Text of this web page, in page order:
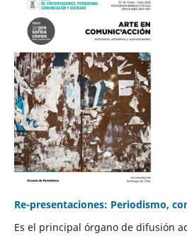
Re-presentaciones: Periodismo,
Es el principal órgano de difusión